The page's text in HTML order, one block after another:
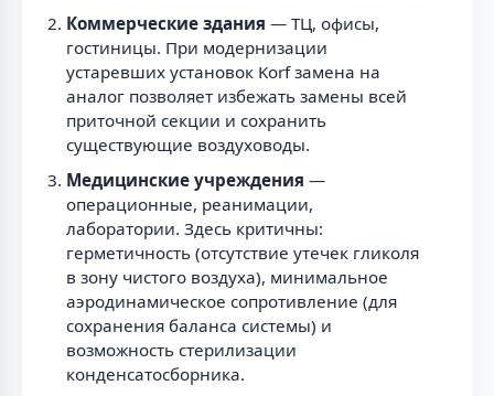
Коммерческие здания — ТЦ, офисы,
гостиницы. При модернизации
устаревших установок Korf замена на
аналог позволяет избежать замены всей
приточной секции и сохранить
существующие воздуховоды.
Медицинские учреждения —
операционные, реанимации,
лаборатории. Здесь критичны:
герметичность (отсутствие утечек гликоля
в зону чистого воздуха), минимальное
аэродинамическое сопротивление (для
сохранения баланса системы) и
возможность стерилизации
конденсатосборника.